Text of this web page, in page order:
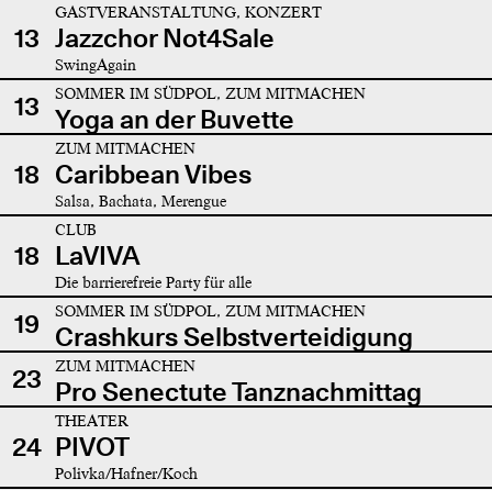
13
GASTVERANSTALTUNG, KONZERT
Jazzchor Not4Sale
SwingAgain
13 SOMMER IM SÜDPOL, ZUM MITMACHEN
Yoga an der Buvette
18
ZUM MITMACHEN
Caribbean Vibes
Salsa, Bachata, Merengue
18
CLUB
LaVIVA
Die barrierefreie Party für alle
19 SOMMER IM SÜDPOL, ZUM MITMACHEN
Crashkurs Selbstverteidigung
23
ZUM MITMACHEN
Pro Senectute Tanznachmittag
24
THEATER
PIVOT
Polivka/Hafner/Koch